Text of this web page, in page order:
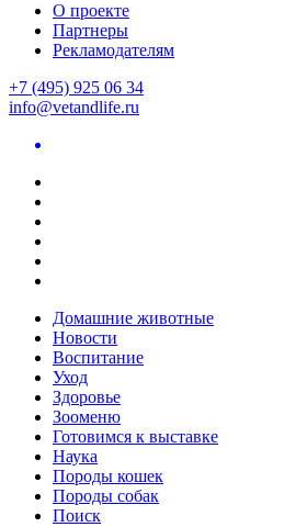
О проекте
Партнеры
Рекламодателям
+7 (495) 925 06 34
info@vetandlife.ru
Домашние животные
Новости
Воспитание
Уход
Здоровье
Зооменю
Готовимся к выставке
Наука
Породы кошек
Породы собак
Поиск